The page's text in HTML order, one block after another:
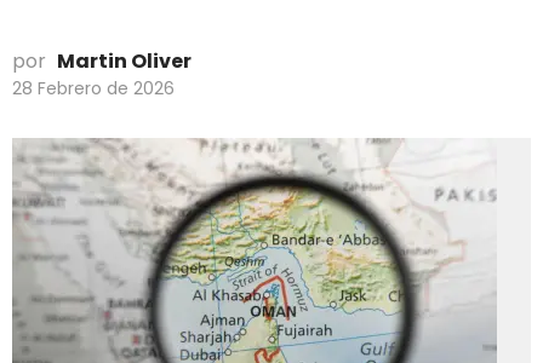
por Martin Oliver
28 Febrero de 2026